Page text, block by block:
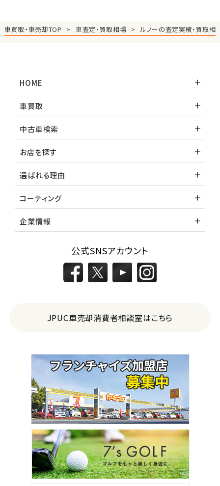
車買取・車売却TOP 車査定・買取相場 ルノーの査定実績・買取相
HOME
車買取
中古車検索
お店を探す
選ばれる理由
コーティング
企業情報
公式SNSアカウント
JPUC車売却消費者相談室はこちら